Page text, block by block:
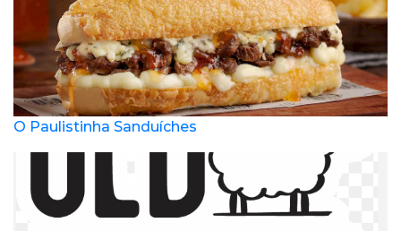
O Paulistinha Sanduíches